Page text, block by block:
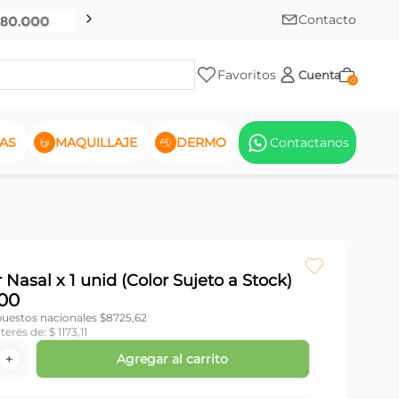
Contacto
Favoritos Cuenta 0
MAQUILLAJE DERMO Contactanos
x 1 unid (Color Sujeto a Stock)
nacionales $8725,62
de: $ 1173,11
＋
Agregar al carrito